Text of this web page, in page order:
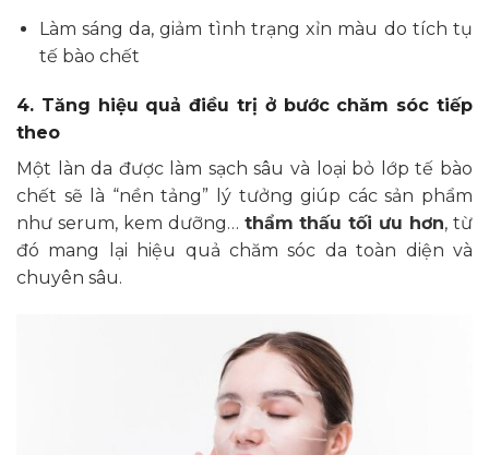
Làm sáng da, giảm tình trạng xỉn màu do tích tụ
tế bào chết
4. Tăng hiệu quả điều trị ở bước chăm sóc tiếp
theo
Một làn da được làm sạch sâu và loại bỏ lớp tế bào
chết sẽ là “nền tảng” lý tưởng giúp các sản phẩm
như serum, kem dưỡng… thẩm thấu tối ưu hơn, từ
đó mang lại hiệu quả chăm sóc da toàn diện và
chuyên sâu.